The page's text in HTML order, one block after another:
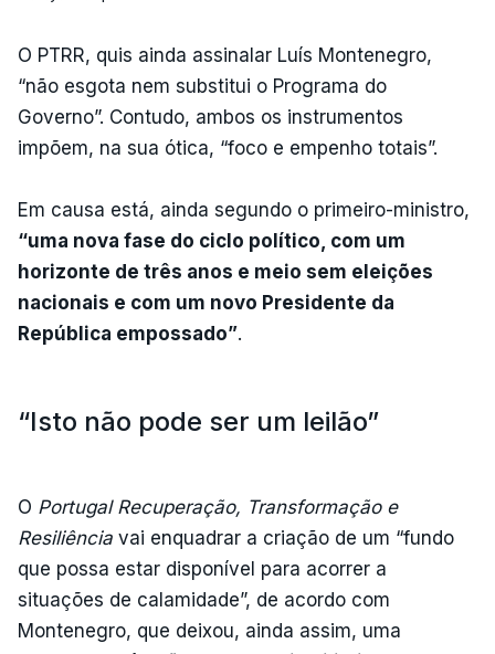
O PTRR, quis ainda assinalar Luís Montenegro,
“não esgota nem substitui o Programa do
Governo”. Contudo, ambos os instrumentos
impõem, na sua ótica, “foco e empenho totais”.
Em causa está, ainda segundo o primeiro-ministro,
“uma nova fase do ciclo político, com um
horizonte de três anos e meio sem eleições
nacionais e com um novo Presidente da
República empossado”.
“Isto não pode ser um leilão”
O Portugal Recuperação, Transformação e
Resiliência vai enquadrar a criação de um “fundo
que possa estar disponível para acorrer a
situações de calamidade”, de acordo com
Montenegro, que deixou, ainda assim, uma